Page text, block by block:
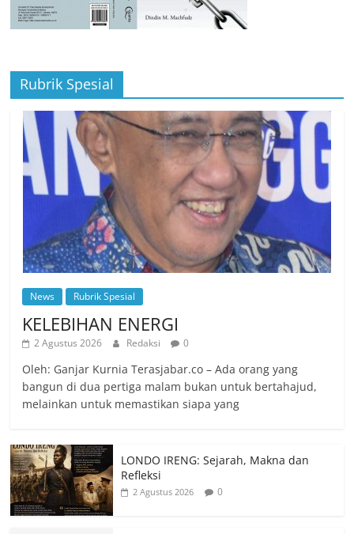
Rubrik Spesial
News Rubrik Spesial
KELEBIHAN ENERGI
2 Agustus 2026 Redaksi 0
Oleh: Ganjar Kurnia Terasjabar.co – Ada orang yang
bangun di dua pertiga malam bukan untuk bertahajud,
melainkan untuk memastikan siapa yang
LONDO IRENG: Sejarah, Makna dan
Refleksi
2 Agustus 2026 0